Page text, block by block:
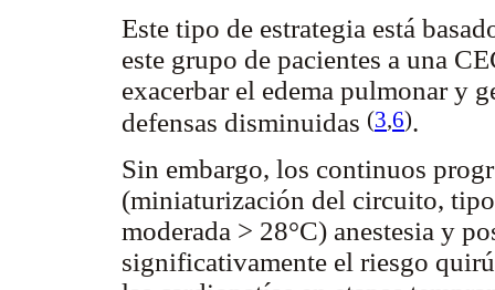
Este tipo de estrategia está
este grupo de pacientes a una
exacerbar el edema pulmonar y
defensas disminuidas (3 6).
Sin embargo, los continuos
(miniaturización del circuito,
moderada > 28°C) anestesia y
significativamente el riesgo